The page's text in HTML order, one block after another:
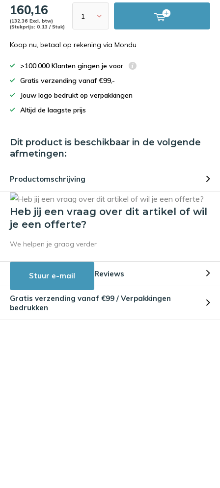
160,16
(132,36 Excl. btw)
(Stukprijs: 0,13 / Stuk)
Koop nu, betaal op rekening via Mondu
>100.000 Klanten gingen je voor
Gratis verzending vanaf €99,-
Jouw logo bedrukt op verpakkingen
Altijd de laagste prijs
Dit product is beschikbaar in de volgende
afmetingen:
Productomschrijving
Heb jij een vraag over dit artikel of wil
je een offerte?
We helpen je graag verder
Stuur e-mail Reviews
Gratis verzending vanaf €99 / Verpakkingen
bedrukken